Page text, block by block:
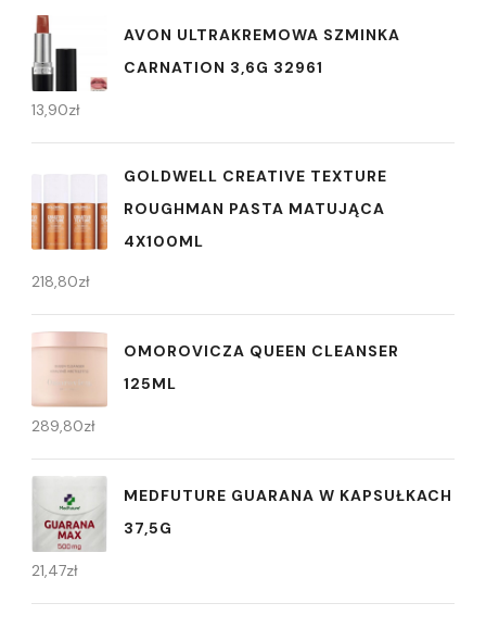
AVON ULTRAKREMOWA SZMINKA
CARNATION 3,6G 32961
13,90zł
GOLDWELL CREATIVE TEXTURE
ROUGHMAN PASTA MATUJĄCA
4X100ML
218,80zł
OMOROVICZA QUEEN CLEANSER
125ML
289,80zł
MEDFUTURE GUARANA W KAPSUŁKACH
37,5G
21,47zł